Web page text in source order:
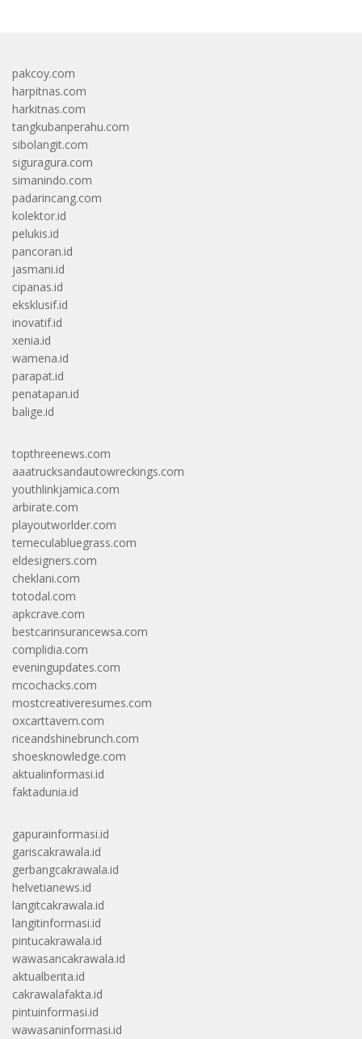
pakcoy.com
harpitnas.com
harkitnas.com
tangkubanperahu.com
sibolangit.com
siguragura.com
simanindo.com
padarincang.com
kolektor.id
pelukis.id
pancoran.id
jasmani.id
cipanas.id
eksklusif.id
inovatif.id
xenia.id
wamena.id
parapat.id
penatapan.id
balige.id
topthreenews.com
aaatrucksandautowreckings.com
youthlinkjamica.com
arbirate.com
playoutworlder.com
temeculabluegrass.com
eldesigners.com
cheklani.com
totodal.com
apkcrave.com
bestcarinsurancewsa.com
complidia.com
eveningupdates.com
mcochacks.com
mostcreativeresumes.com
oxcarttavern.com
riceandshinebrunch.com
shoesknowledge.com
aktualinformasi.id
faktadunia.id
gapurainformasi.id
gariscakrawala.id
gerbangcakrawala.id
helvetianews.id
langitcakrawala.id
langitinformasi.id
pintucakrawala.id
wawasancakrawala.id
aktualberita.id
cakrawalafakta.id
pintuinformasi.id
wawasaninformasi.id